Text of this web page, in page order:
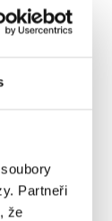
Partneři
že